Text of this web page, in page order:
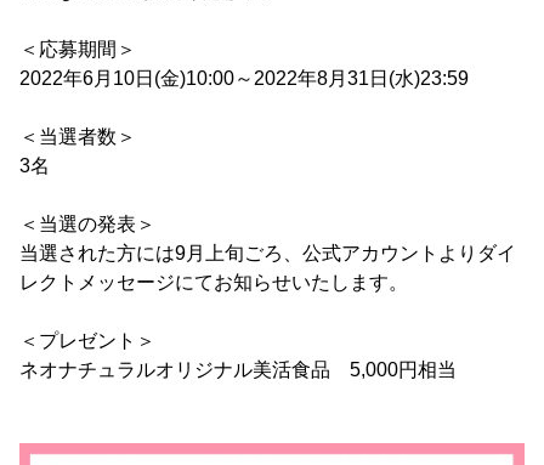
＜応募期間＞
2022年6月10日(金)10:00～2022年8月31日(水)23:59
＜当選者数＞
3名
＜当選の発表＞
当選された方には9月上旬ごろ、公式アカウントよりダイ
レクトメッセージにてお知らせいたします。
＜プレゼント＞
ネオナチュラルオリジナル美活食品 5,000円相当